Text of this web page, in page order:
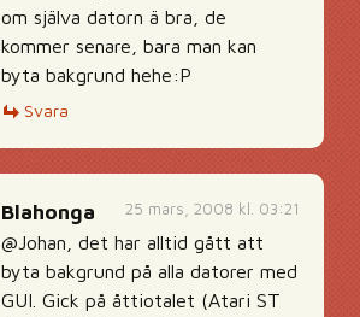
om själva datorn ä bra, de
kommer senare, bara man kan
byta bakgrund hehe:P
Svara
25 mars, 2008 kl. 03:21
Blahonga
@Johan, det har alltid gått att
byta bakgrund på alla datorer med
GUI. Gick på åttiotalet (Atari ST